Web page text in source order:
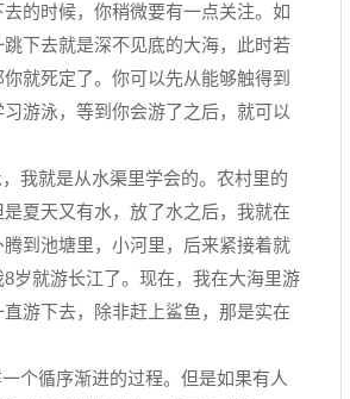
的时候，你稍微要有一点关注。如
下去就是深不见底的大海，此时若
就死定了。你可以先从能够触得到
游泳，等到你会游了之后，就可以
我就是从水渠里学会的。农村里的
夏天又有水，放了水之后，我就在
到池塘里，小河里，后来紧接着就
岁就游长江了。现在，我在大海里游
游下去，除非赶上鲨鱼，那是实在
个循序渐进的过程。但是如果有人